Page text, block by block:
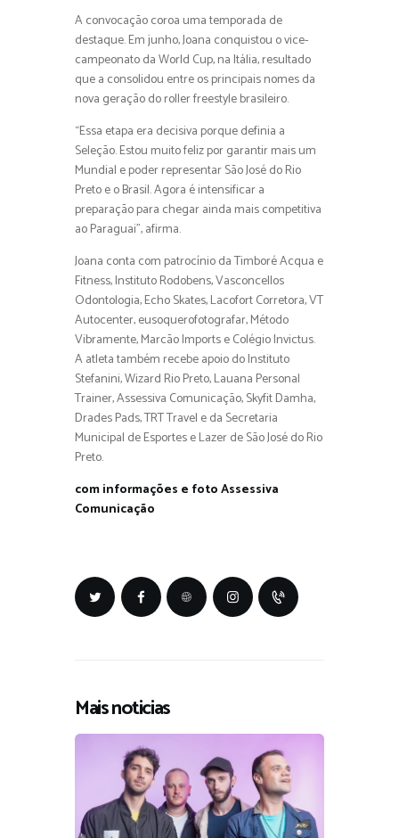
A convocação coroa uma temporada de
destaque. Em junho, Joana conquistou o vice-
campeonato da World Cup, na Itália, resultado
que a consolidou entre os principais nomes da
nova geração do roller freestyle brasileiro.
“Essa etapa era decisiva porque definia a
Seleção. Estou muito feliz por garantir mais um
Mundial e poder representar São José do Rio
Preto e o Brasil. Agora é intensificar a
preparação para chegar ainda mais competitiva
ao Paraguai”, afirma.
Joana conta com patrocínio da Timboré Acqua e
Fitness, Instituto Rodobens, Vasconcellos
Odontologia, Echo Skates, Lacofort Corretora, VT
Autocenter, eusoquerofotografar, Método
Vibramente, Marcão Imports e Colégio Invictus.
A atleta também recebe apoio do Instituto
Stefanini, Wizard Rio Preto, Lauana Personal
Trainer, Assessiva Comunicação, Skyfit Damha,
Drades Pads, TRT Travel e da Secretaria
Municipal de Esportes e Lazer de São José do Rio
Preto.
com informações e foto Assessiva
Comunicação
Mais noticias